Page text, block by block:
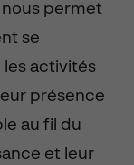
permet
se
activités
présence
au fil du
et leur